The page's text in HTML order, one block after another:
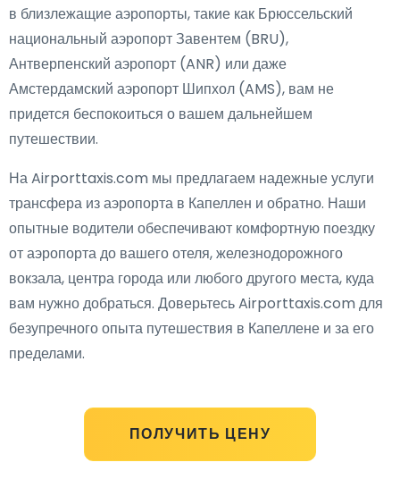
ПОЛУЧИТЬ ЦЕНУ
в близлежащие аэропорты, такие как Брюссельский
национальный аэропорт Завентем (BRU),
Антверпенский аэропорт (ANR) или даже
Амстердамский аэропорт Шипхол (AMS), вам не
придется беспокоиться о вашем дальнейшем
путешествии.
На Airporttaxis.com мы предлагаем надежные услуги
трансфера из аэропорта в Капеллен и обратно. Наши
опытные водители обеспечивают комфортную поездку
от аэропорта до вашего отеля, железнодорожного
вокзала, центра города или любого другого места, куда
вам нужно добраться. Доверьтесь Airporttaxis.com для
безупречного опыта путешествия в Капеллене и за его
пределами.